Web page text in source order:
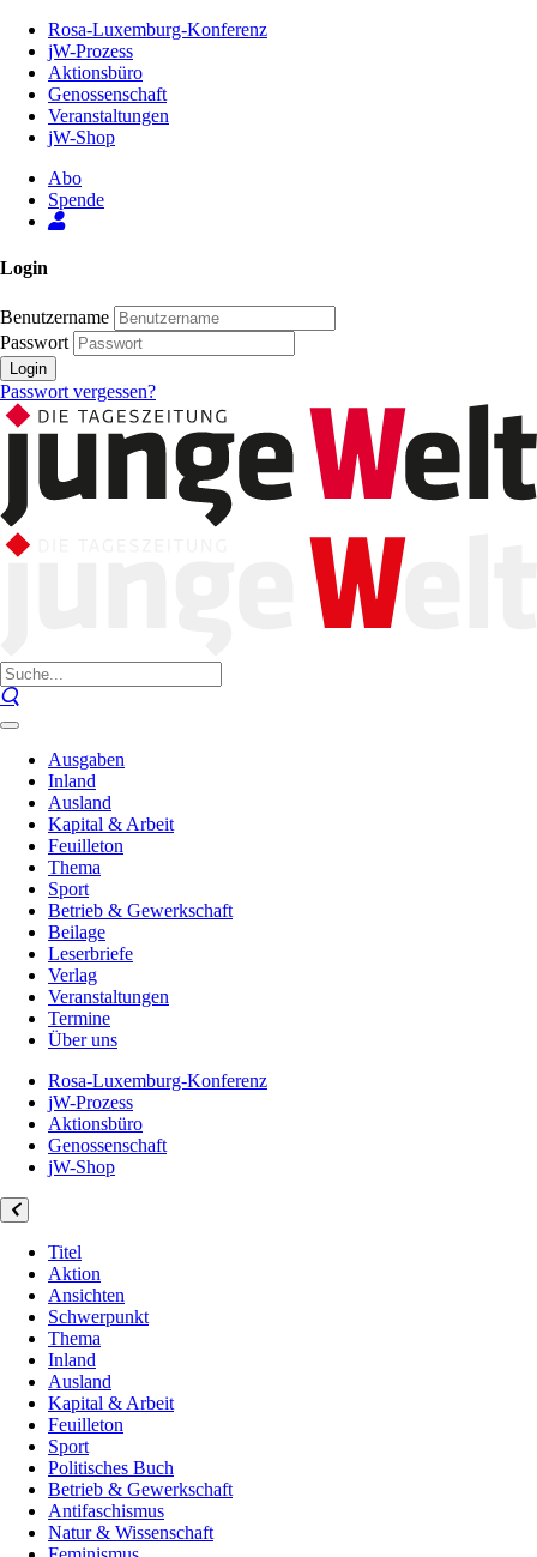
Inhalt
Seite
Rosa-Luxemburg-Konferenz
jW-Prozess
Aktionsbüro
Genossenschaft
Veranstaltungen
jW-Shop
Abo
Spende
Login
Benutzername
Passwort
Login
Passwort vergessen?
Ausgaben
Inland
Ausland
Kapital & Arbeit
Feuilleton
Thema
Sport
Betrieb & Gewerkschaft
Beilage
Leserbriefe
Verlag
Veranstaltungen
Termine
Über uns
Rosa-Luxemburg-Konferenz
jW-Prozess
Aktionsbüro
Genossenschaft
jW-Shop
Titel
Aktion
Ansichten
Schwerpunkt
Thema
Inland
Ausland
Kapital & Arbeit
Feuilleton
Sport
Politisches Buch
Betrieb & Gewerkschaft
Antifaschismus
Natur & Wissenschaft